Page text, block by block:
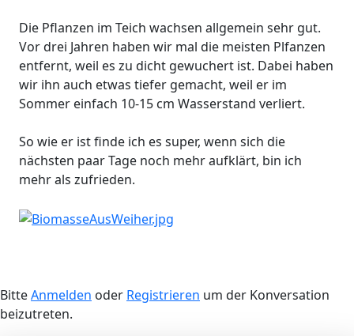
Die Pflanzen im Teich wachsen allgemein sehr gut.
Vor drei Jahren haben wir mal die meisten Plfanzen
entfernt, weil es zu dicht gewuchert ist. Dabei haben
wir ihn auch etwas tiefer gemacht, weil er im
Sommer einfach 10-15 cm Wasserstand verliert.
So wie er ist finde ich es super, wenn sich die
nächsten paar Tage noch mehr aufklärt, bin ich
mehr als zufrieden.
BitteAnmelden oder Registrieren um der Konversation
beizutreten.